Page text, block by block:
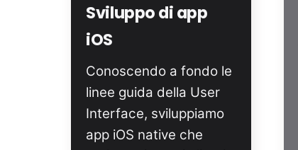
Sviluppo di app
iOS
Conoscendo a fondo le
linee guida della User
Interface, sviluppiamo
app iOS native che